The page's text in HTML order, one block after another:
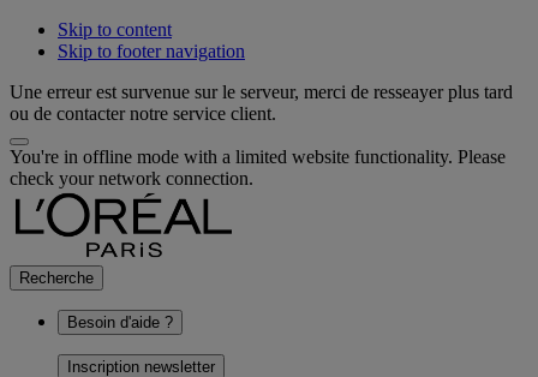
Skip to content
Skip to footer navigation
Une erreur est survenue sur le serveur, merci de resseayer plus tard
ou de contacter notre service client.
You're in offline mode with a limited website functionality. Please
check your network connection.
Recherche
Besoin d'aide ?
Inscription newsletter